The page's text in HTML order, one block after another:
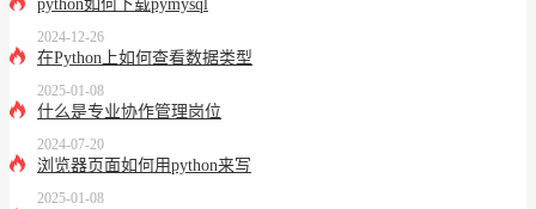
python如何下载pymysql
2024-12-26
在Python上如何查看数据类型
2025-01-08
什么是专业协作管理岗位
2024-07-20
浏览器页面如何用python来写
2025-01-08